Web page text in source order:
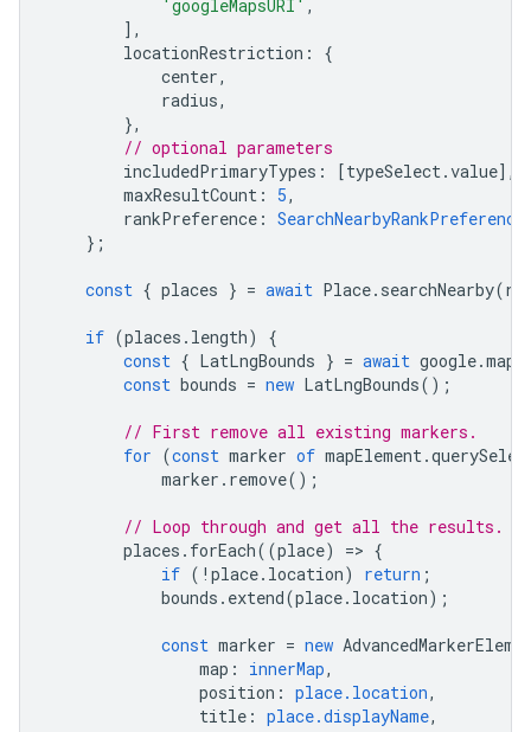
'googleMapsURI' ,
],
locationRestriction :
{
center,
radius,
},
// optional parameters
includedPrimaryTypes : [typeSelect.value],
maxResultCount : 5,
rankPreference :
};
const { places } = await Place. searchNearby(
if (places . length)
{
const { LatLngBounds } = await google.maps
const bounds = new LatLngBounds();
// First remove all existing markers.
for (const marker of mapElement.
marker . remove();
// Loop through and get all the results.
places . forEach((place) => {
if ( ! place. location) return ;
bounds . extend(place. location);
const marker = new
map : innerMap,
position : place.location,
title : place.displayName,